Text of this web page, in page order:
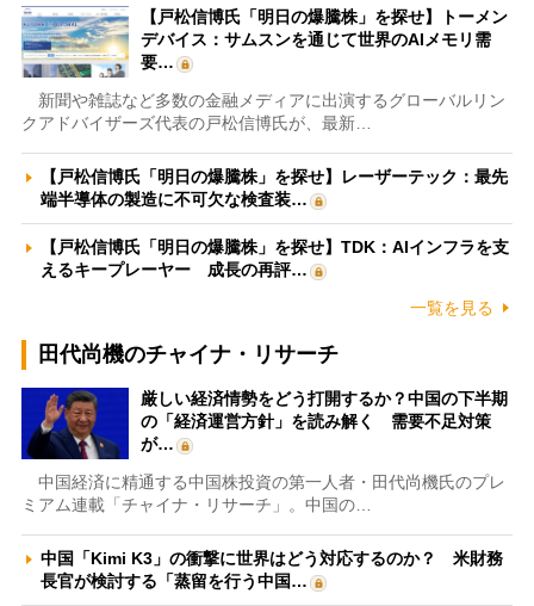
【戸松信博氏「明日の爆騰株」を探せ】トーメン
デバイス：サムスンを通じて世界のAIメモリ需
要…
新聞や雑誌など多数の金融メディアに出演するグローバルリン
クアドバイザーズ代表の戸松信博氏が、最新…
【戸松信博氏「明日の爆騰株」を探せ】レーザーテック：最先
端半導体の製造に不可欠な検査装…
【戸松信博氏「明日の爆騰株」を探せ】TDK：AIインフラを支
えるキープレーヤー 成長の再評…
一覧を見る
田代尚機のチャイナ・リサーチ
厳しい経済情勢をどう打開するか？中国の下半期
の「経済運営方針」を読み解く 需要不足対策
が…
中国経済に精通する中国株投資の第一人者・田代尚機氏のプレ
ミアム連載「チャイナ・リサーチ」。中国の…
中国「Kimi K3」の衝撃に世界はどう対応するのか？ 米財務
長官が検討する「蒸留を行う中国…